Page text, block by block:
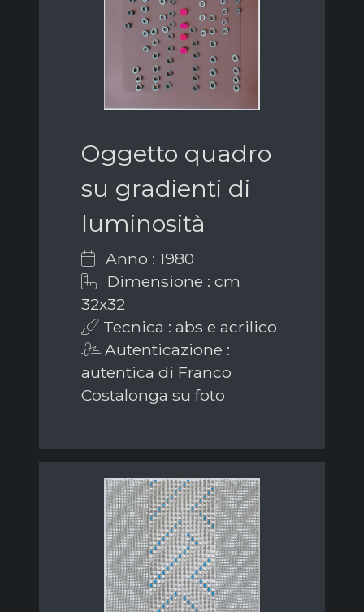
Oggetto quadro
su gradienti di
luminosità
Anno : 1980
Dimensione : cm
32x32
Tecnica : abs e acrilico
Autenticazione :
autentica di Franco
Costalonga su foto